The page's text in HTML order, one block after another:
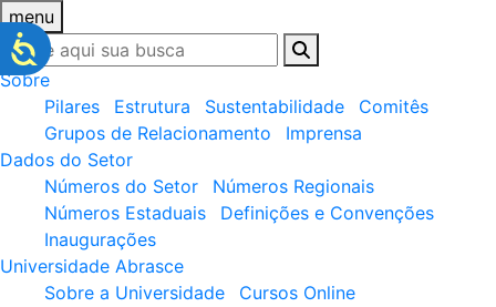
menu
Sobre
Pilares
Estrutura Sustentabilidade
Comitês
Grupos de Relacionamento
Imprensa
Dados do Setor
Números do Setor
Números Regionais
Números Estaduais
Definições e Convenções
Inaugurações
Universidade Abrasce
Sobre a Universidade
Cursos Online